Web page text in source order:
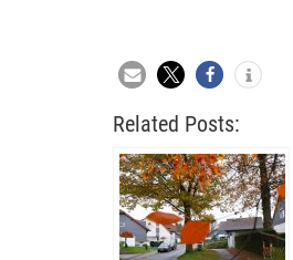
Related Posts: